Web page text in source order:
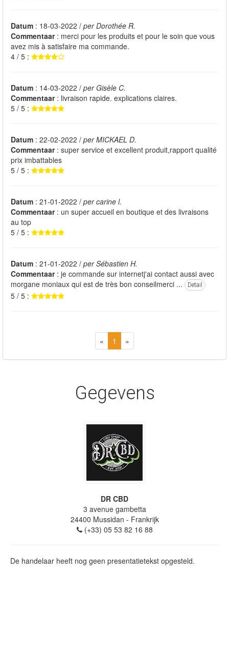
Datum : 18-03-2022 / per Dorothée R.
Commentaar: merci pour les produits et pour le soin que vous
avez mis à satisfaire ma commande.
4 / 5 :
Datum : 14-03-2022 / per Gisèle C.
Commentaar: livraison rapide. explications claires.
5 / 5 :
Datum : 22-02-2022 / per MICKAEL D.
Commentaar: super service et excellent produit,rapport qualité
prix imbattables
5 / 5 :
Datum : 21-01-2022 / per carine l.
Commentaar: un super accueil en boutique et des livraisons
au top
5 / 5 :
Datum : 21-01-2022 / per Sébastien H.
Commentaar: je commande sur internetj'ai contact aussi avec
morgane moniaux qui est de très bon conseilmerci ...
Detail
5 / 5 :
« 1 »
Gegevens
DR CBD
3 avenue gambetta
24400 Mussidan - Frankrijk
(+33) 05 53 82 16 88
De handelaar heeft nog geen presentatietekst opgesteld.